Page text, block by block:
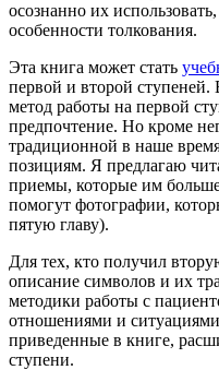
осознанно их
особенности толкования.
Эта книга может стать
первой и второй ступеней.
метод работы на первой
предпочтение. Но кроме
традиционной в наше
позициям. Я предлагаю
приемы, которые им
помогут фотографии,
пятую главу).
Для тех, кто получил
описание символов и их
методики работы с
отношениями и
приведенные в книге,
ступени.